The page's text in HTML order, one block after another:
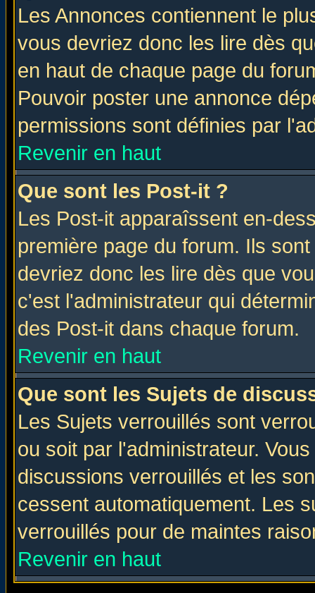
Les Annonces contiennent le
vous devriez donc les lire dès
en haut de chaque page du
Pouvoir poster une annonce
permissions sont définies par
Revenir en haut
Que sont les Post-it ?
Les Post-it apparaîssent en-
première page du forum. Ils
devriez donc les lire dès que
c'est l'administrateur qui
des Post-it dans chaque forum.
Revenir en haut
Que sont les Sujets de
Les Sujets verrouillés sont
ou soit par l'administrateur.
discussions verrouillés et les
cessent automatiquement. Les
verrouillés pour de maintes
Revenir en haut